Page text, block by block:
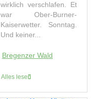
wirklich verschlafen. Et
war Ober-Burner-
Kaiserwetter. Sonntag.
Und keiner...
Bregenzer Wald
Alles lesen